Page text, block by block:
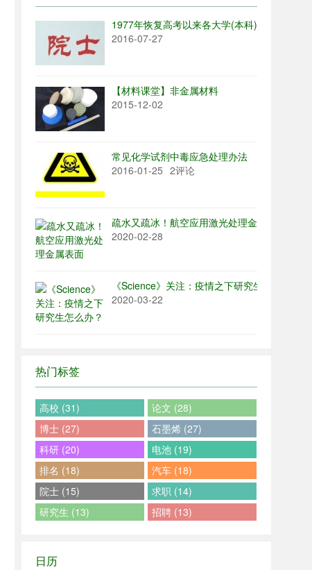
1977年恢复高考以来各大学(本科)培养的院士
2016-07-27
【材料课堂】非金属材料
2015-12-02
常见化学试剂中毒应急处理办法
2016-01-25 2评论
疏水又疏冰！航空应用激光处理金属表面
2020-02-28
《Science》关注：疫情之下研究生怎么办？
2020-03-22
热门标签
高校 (31)
论文 (28)
博士 (27)
石墨烯 (27)
科研 (20)
电池 (19)
排名 (18)
汽车 (18)
院士 (15)
求职 (14)
研究生 (13)
招聘 (13)
日历